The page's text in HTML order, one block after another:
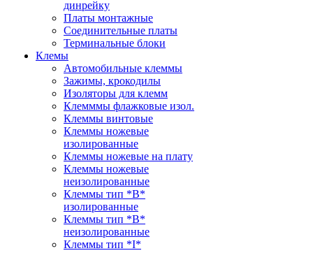
динрейку
Платы монтажные
Соединительные платы
Терминальные блоки
Клемы
Автомобильные клеммы
Зажимы, крокодилы
Изоляторы для клемм
Клемммы флажковые изол.
Клеммы винтовые
Клеммы ножевые
изолированные
Клеммы ножевые на плату
Клеммы ножевые
неизолированные
Клеммы тип *B*
изолированные
Клеммы тип *B*
неизолированные
Клеммы тип *I*